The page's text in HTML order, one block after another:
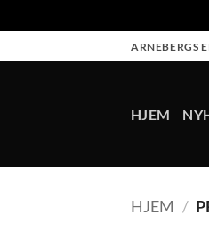
to
ARNEBERGS
HJEM
HJEM /